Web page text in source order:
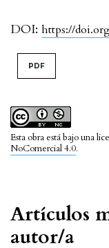
DOI: https://
Esta obra está bajo una
NoComercial 4.0.
PDF
Artículos
autor/a